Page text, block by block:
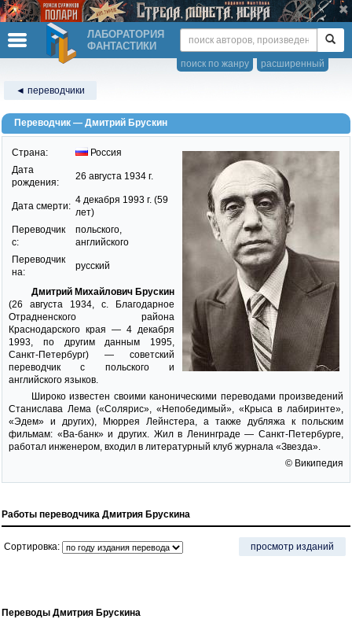
ЛАБОРАТОРИЯ
ФАНТАСТИКИ
расширенный
поиск по жанру
◄ переводчики
Переводчик — Дмитрий Брускин
Страна:
Россия
Дата
рождения:
26 августа 1934 г.
Дата смерти:
4 декабря 1993 г. (59
лет)
Переводчик
c:
польского,
английского
Переводчик
на:
русский
Дмитрий Михайлович Брускин
(26 августа 1934, с. Благодарное
Отрадненского района
Краснодарского края — 4 декабря
1993, по другим данным 1995,
Санкт-Петербург) — советский
переводчик с польского и
английского языков.
Широко известен своими каноническими переводами произведений
Станислава Лема («Солярис», «Непобедимый», «Крыса в лабиринте»,
«Эдем» и других), Мюррея Лейнстера, а также дубляжа к польским
фильмам: «Ва-банк» и других. Жил в Ленинграде — Санкт-Петербурге,
работал инженером, входил в литературный клуб журнала «Звезда».
© Википедия
Работы переводчика Дмитрия Брускина
Сортировка: просмотр изданий
Переводы Дмитрия Брускина